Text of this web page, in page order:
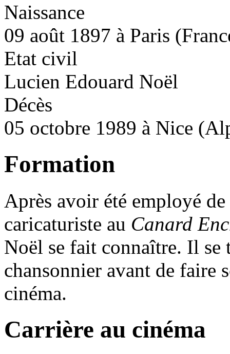
Naissance
09 août 1897 à Paris
Etat civil
Lucien Edouard Noël
Décès
05 octobre 1989 à Nice
Formation
Après avoir été employé
caricaturiste au Canard
Noël se fait connaître. Il se
chansonnier avant de faire
cinéma.
Carrière au cinéma